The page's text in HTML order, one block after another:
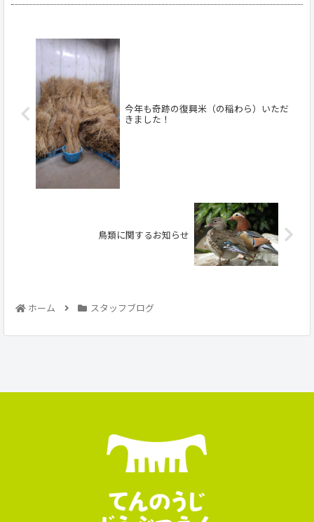
今年も奇跡の復興米（の稲わら）いただ
きました！
鳥類に関するお知らせ
ホーム スタッフブログ